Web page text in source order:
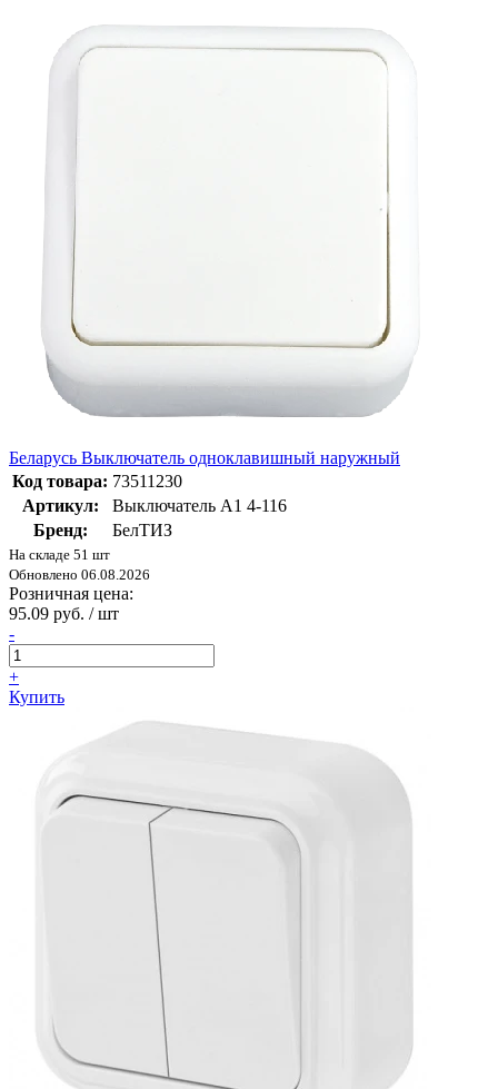
Беларусь Выключатель одноклавишный наружный
Код товара: 73511230
Артикул:
Выключатель А1 4-116
Бренд:
БелТИЗ
На складе 51 шт
Обновлено 06.08.2026
Розничная цена:
95.09 руб. / шт
-
+
Купить